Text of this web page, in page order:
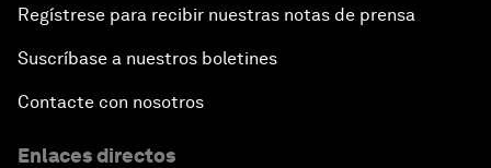
Regístrese para recibir nuestras notas de prensa
Suscríbase a nuestros boletines
Contacte con nosotros
Enlaces directos